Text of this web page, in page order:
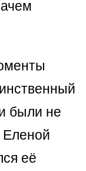
были не
Еленой
её